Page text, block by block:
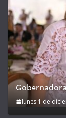
lunes 1 de